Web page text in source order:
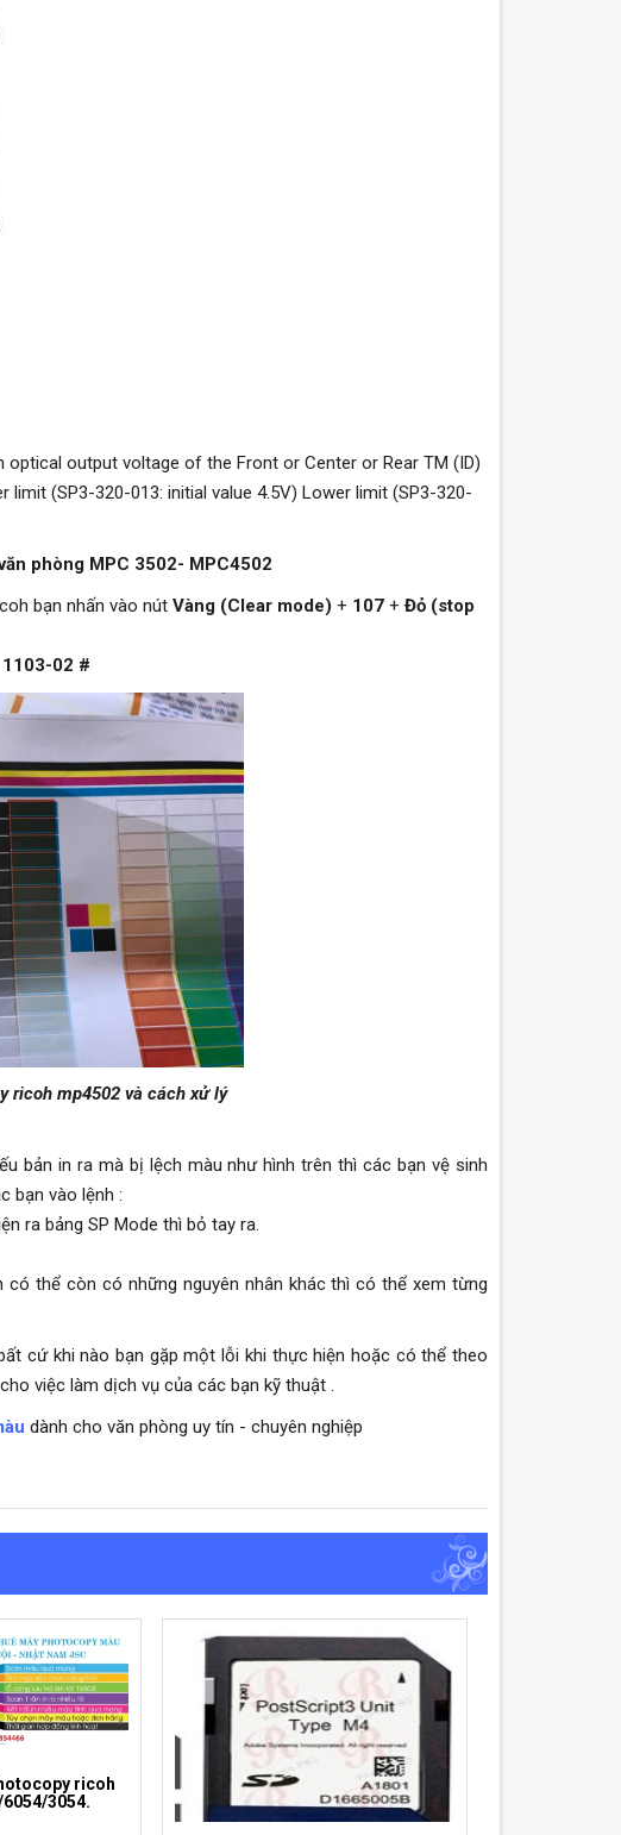
output voltage of the Front or Center or Rear TM (ID)
(SP3-320-013: initial value 4.5V) Lower limit (SP3-320-
phòng MPC 3502- MPC4502
bạn nhấn vào nút Vàng (Clear mode) + 107 + Đỏ (stop
1103-02 #
ricoh mp4502 và cách xử lý
bản in ra mà bị lệch màu như hình trên thì các bạn vệ sinh
bạn vào lệnh :
ra bảng SP Mode thì bỏ tay ra.
thể còn có những nguyên nhân khác thì có thể xem từng
cứ khi nào bạn gặp một lỗi khi thực hiện hoặc có thể theo
việc làm dịch vụ của các bạn kỹ thuật .
dành cho văn phòng uy tín - chuyên nghiệp
ricoh
3054.